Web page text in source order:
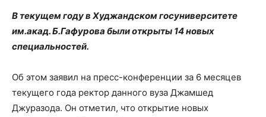
В текущем году в Худжандском госуниверситете
им.акад. Б.Гафурова были открыты 14 новых
специальностей.
Об этом заявил на пресс-конференции за 6 месяцев
текущего года ректор данного вуза Джамшед
Джуразода. Он отметил, что открытие новых